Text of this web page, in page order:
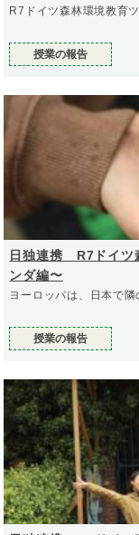
R7ドイツ森林環境教育
授業の報告
日独連携 R7ドイ
ンダ編〜
ヨーロッパは、日本で
授業の報告